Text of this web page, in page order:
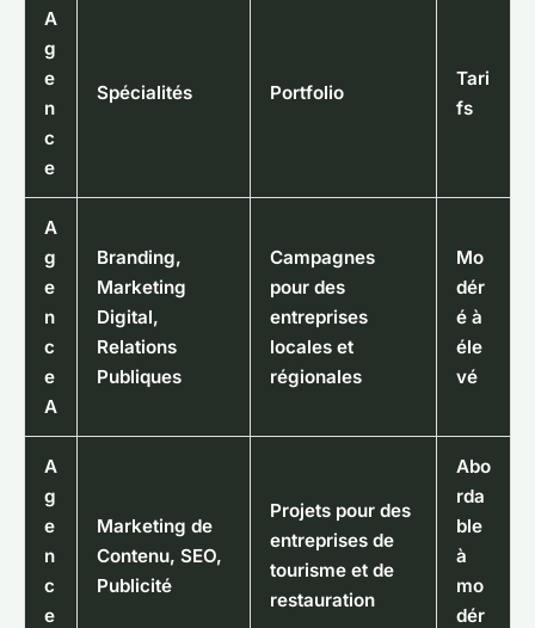
A
g
e
n
c
e
Spécialités Portfolio
Tari
fs
A
g
e
n
c
e
A
Branding,
Marketing
Digital,
Relations
Publiques
Campagnes
pour des
entreprises
locales et
régionales
Mo
dér
é à
éle
vé
A
g
e
n
c
e
Marketing de
Contenu, SEO,
Publicité
Projets pour des
entreprises de
tourisme et de
restauration
Abo
rda
ble
à
mo
dér